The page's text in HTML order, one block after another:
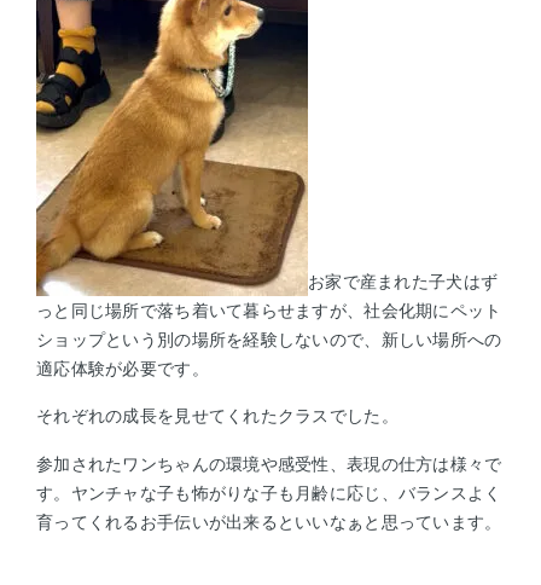
お家で産まれた子犬はず
っと同じ場所で落ち着いて暮らせますが、社会化期にペット
ショップという別の場所を経験しないので、新しい場所への
適応体験が必要です。
それぞれの成長を見せてくれたクラスでした。
参加されたワンちゃんの環境や感受性、表現の仕方は様々で
す。ヤンチャな子も怖がりな子も月齢に応じ、バランスよく
育ってくれるお手伝いが出来るといいなぁと思っています。